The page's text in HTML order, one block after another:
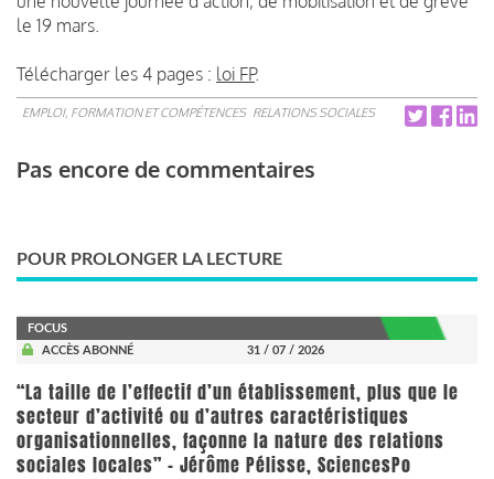
le 19 mars.
Télécharger les 4 pages : loi FP.
EMPLOI, FORMATION ET COMPÉTENCES RELATIONS SOCIALES
Pas encore de commentaires
POUR PROLONGER LA LECTURE
FOCUS
ACCÈS ABONNÉ
31 / 07 / 2026
“La taille de l’effectif d’un établissement, plus que le
secteur d’activité ou d’autres caractéristiques
organisationnelles, façonne la nature des relations
sociales locales” - Jérôme Pélisse, SciencesPo